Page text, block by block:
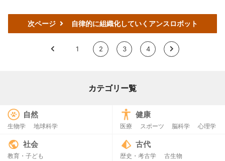
次ページ 自律的に組織化していくアンスロボット
< 1 2 3 4 >
カテゴリー覧
自然
生物学 地球科学
健康
医療 スポーツ 脳科学 心理学
社会
教育・子ども
古代
歴史・考古学 古生物